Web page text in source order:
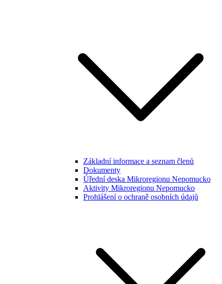
Základní informace a seznam členů
Dokumenty
Úřední deska Mikroregionu Nepomucko
Aktivity Mikroregionu Nepomucko
Prohlášení o ochraně osobních údajů